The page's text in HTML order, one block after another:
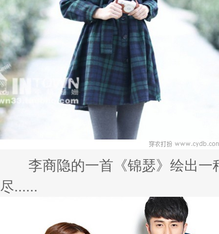
李商隐的一首《锦瑟》绘出一
尽......